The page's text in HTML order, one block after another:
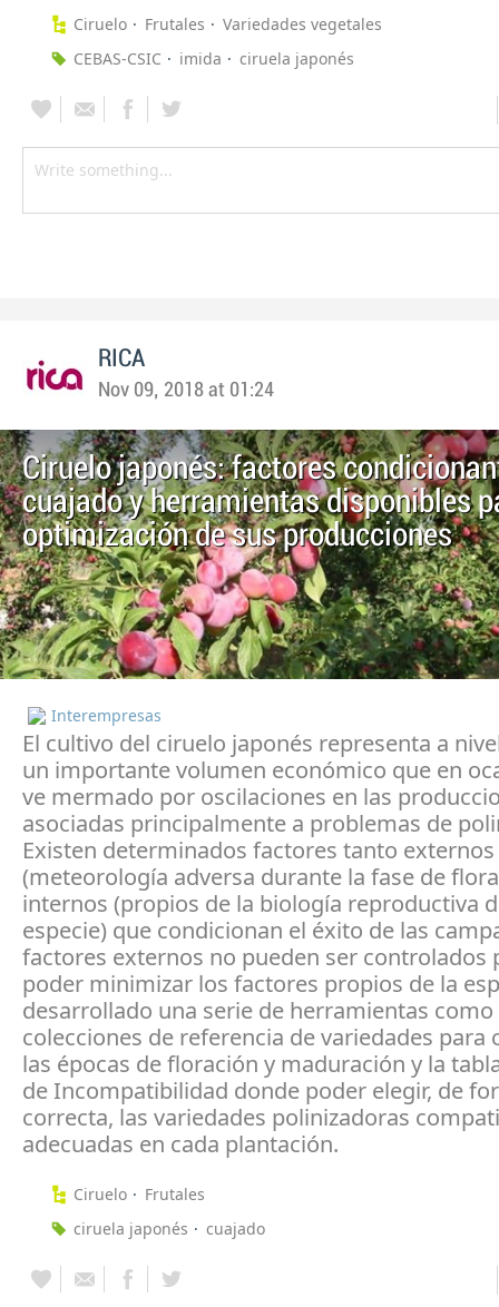
Ciruelo Frutales
Variedades vegetales
CEBAS-CSIC
imida ciruela japonés
RICA
Nov 09, 2018 at 01:24
Ciruelo japonés: factores
cuajado y herramientas disponibles
optimización de sus producciones
Interempresas
El cultivo del ciruelo japonés representa a
un importante volumen económico que en
ve mermado por oscilaciones en las
asociadas principalmente a problemas de
Existen determinados factores tanto externos
(meteorología adversa durante la fase de
internos (propios de la biología reproductiva
especie) que condicionan el éxito de las
factores externos no pueden ser controlados
poder minimizar los factores propios de la
desarrollado una serie de herramientas como
colecciones de referencia de variedades para
las épocas de floración y maduración y la
de Incompatibilidad donde poder elegir, de
correcta, las variedades polinizadoras
adecuadas en cada plantación.
Ciruelo
Frutales
ciruela japonés
cuajado